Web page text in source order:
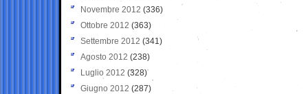
Novembre 2012 (336)
Ottobre 2012 (363)
Settembre 2012 (341)
Agosto 2012 (238)
Luglio 2012 (328)
Giugno 2012 (287)